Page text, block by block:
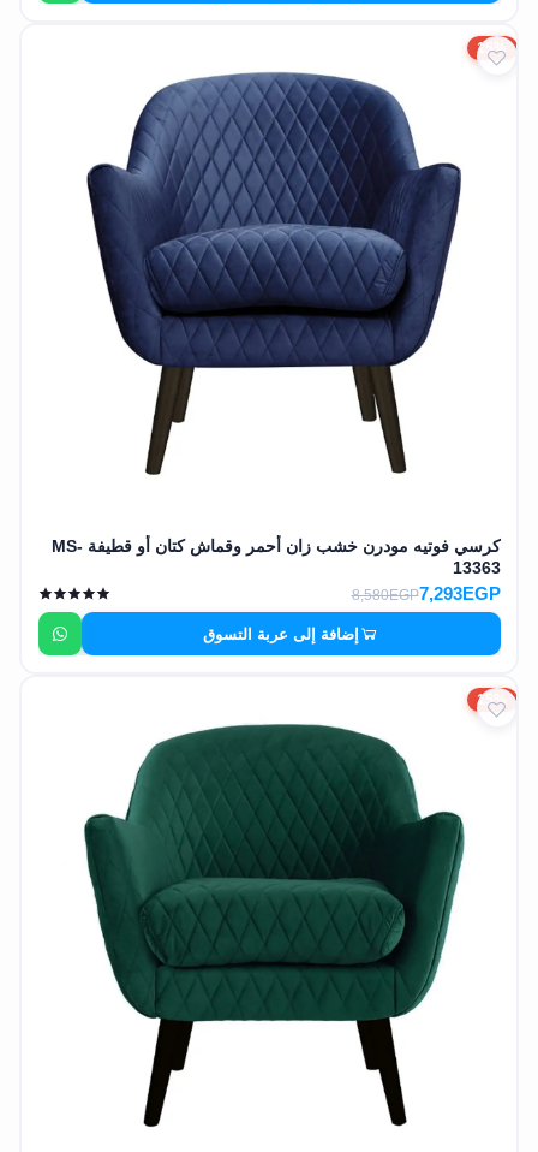
15%
كرسي فوتيه مودرن خشب زان أحمر وقماش كتان أو قطيفة MS-
13363
7,293EGP
8,580EGP
إضافة إلى عربة التسوق
15%